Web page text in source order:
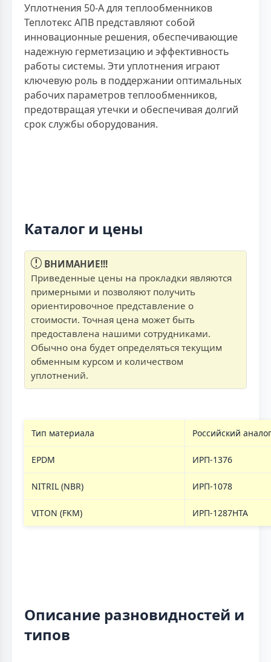
Уплотнения 50-А для теплообменников
Теплотекс АПВ представляют собой
инновационные решения, обеспечивающие
надежную герметизацию и эффективность
работы системы. Эти уплотнения играют
ключевую роль в поддержании оптимальных
рабочих параметров теплообменников,
предотвращая утечки и обеспечивая долгий
срок службы оборудования.
Каталог и цены
ВНИМАНИЕ!!!
Приведенные цены на прокладки являются
примерными и позволяют получить
ориентировочное представление о
стоимости. Точная цена может быть
предоставлена нашими сотрудниками.
Обычно она будет определяться текущим
обменным курсом и количеством
уплотнений.
Тип материала Российский аналог
EPDM ИРП-1376
NITRIL (NBR) ИРП-1078
VITON (FKM) ИРП-1287НТА
Описание разновидностей и
типов